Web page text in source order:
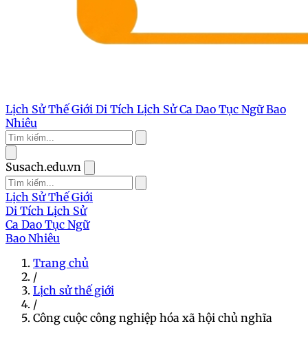
Lịch Sử Thế Giới Di Tích Lịch SửCa Dao Tục NgữBao
Nhiêu
Susach.edu.vn
Lịch Sử Thế Giới
Di Tích Lịch Sử
Ca Dao Tục Ngữ
Bao Nhiêu
Trang chủ
/
Lịch sử thế giới
/
Công cuộc công nghiệp hóa xã hội chủ nghĩa